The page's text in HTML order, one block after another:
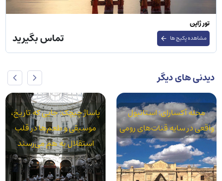
تور ژاپن
مشاهده پکیج ها تماس بگیرید
دیدنی های دیگر
محله آکسارای: استانبول
واقعی در سایه قنات‌های رومی
پاساژ چیچک: جایی که تاریخ،
موسیقی و طعم‌ها در قلب
استقلال به هم می‌رسند